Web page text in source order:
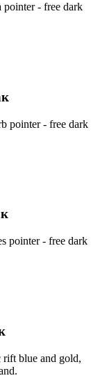
pointer - free dark
pointer - free dark
pointer - free dark
rift blue and gold,